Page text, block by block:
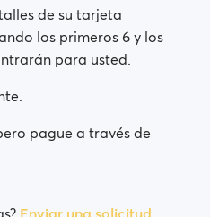
de su tarjeta
los primeros 6 y los
para usted.
pague a través de
Enviar una solicitud